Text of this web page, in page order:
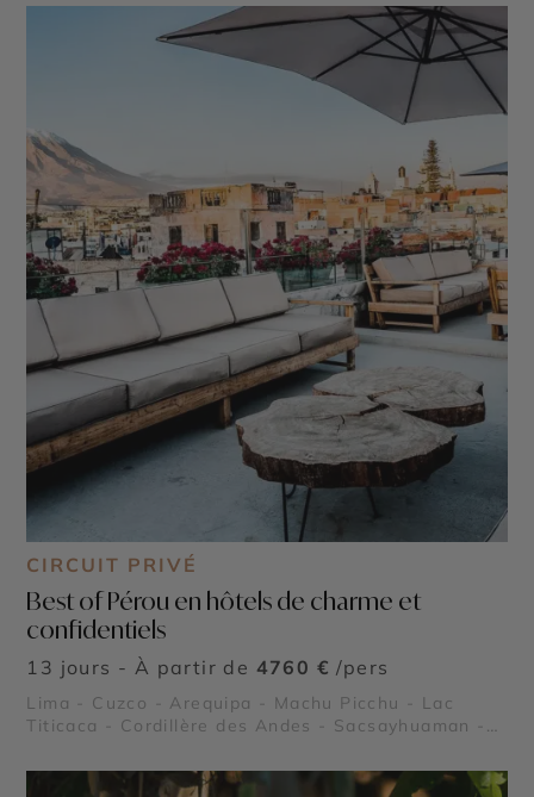
CIRCUIT PRIVÉ
Best of Pérou en hôtels de charme et
confidentiels
13 jours - À partir de 4760 € /pers
Lima - Cuzco - Arequipa - Machu Picchu - Lac
Titicaca - Cordillère des Andes - Sacsayhuaman -